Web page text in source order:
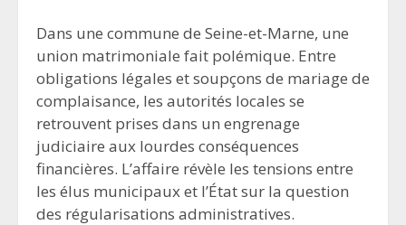
Dans une commune de Seine-et-Marne, une
union matrimoniale fait polémique. Entre
obligations légales et soupçons de mariage de
complaisance, les autorités locales se
retrouvent prises dans un engrenage
judiciaire aux lourdes conséquences
financières. L’affaire révèle les tensions entre
les élus municipaux et l’État sur la question
des régularisations administratives.